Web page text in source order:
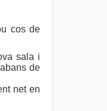
cos de
sala i
de
net en